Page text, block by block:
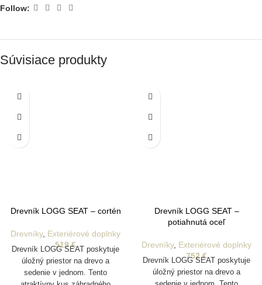
Follow:
Súvisiace produkty
Drevník LOGG SEAT – cortén
Drevníky, Exteriérové doplnky
519€
Drevník LOGG SEAT poskytuje
úložný priestor na drevo a
sedenie v jednom. Tento
Drevník LOGG SEAT –
potiahnutá oceľ
Drevníky, Exteriérové doplnky
752€
Drevník LOGG SEAT poskytuje
úložný priestor na drevo a